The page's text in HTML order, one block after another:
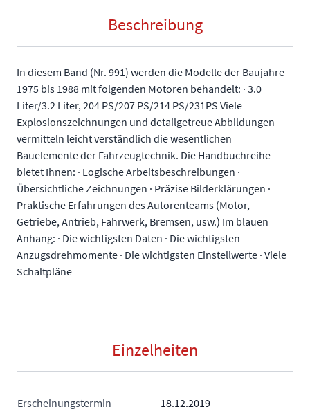
Beschreibung
In diesem Band (Nr. 991) werden die Modelle der Baujahre
1975 bis 1988 mit folgenden Motoren behandelt: · 3.0
Liter/3.2 Liter, 204 PS/207 PS/214 PS/231PS Viele
Explosionszeichnungen und detailgetreue Abbildungen
vermitteln leicht verständlich die wesentlichen
Bauelemente der Fahrzeugtechnik. Die Handbuchreihe
bietet Ihnen: · Logische Arbeitsbeschreibungen ·
Übersichtliche Zeichnungen · Präzise Bilderklärungen ·
Praktische Erfahrungen des Autorenteams (Motor,
Getriebe, Antrieb, Fahrwerk, Bremsen, usw.) Im blauen
Anhang: · Die wichtigsten Daten · Die wichtigsten
Anzugsdrehmomente · Die wichtigsten Einstellwerte · Viele
Schaltpläne
Einzelheiten
Erscheinungstermin 18.12.2019